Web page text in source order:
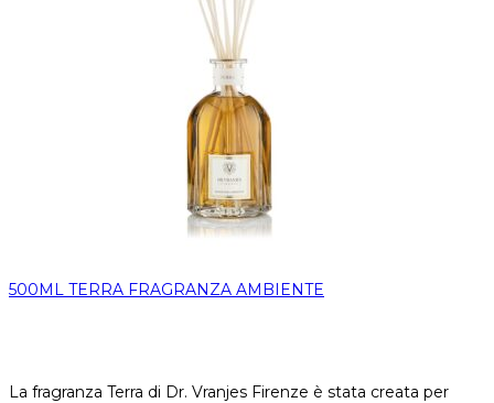
500ML TERRA FRAGRANZA AMBIENTE
La fragranza Terra di Dr. Vranjes Firenze è stata creata per